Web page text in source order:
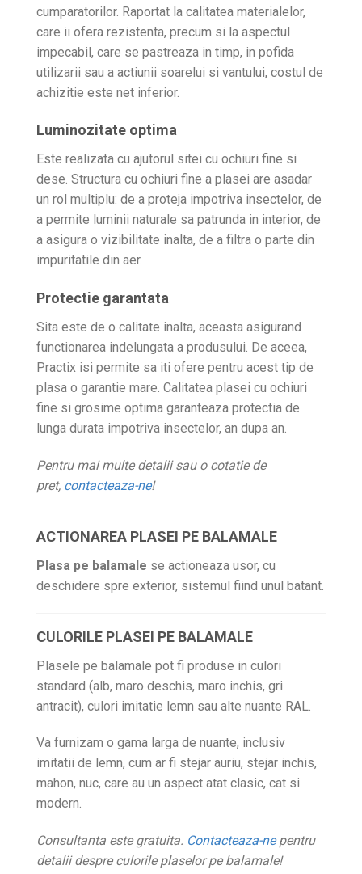
cumparatorilor. Raportat la calitatea materialelor,
care ii ofera rezistenta, precum si la aspectul
impecabil, care se pastreaza in timp, in pofida
utilizarii sau a actiunii soarelui si vantului, costul de
achizitie este net inferior.
Luminozitate optima
Este realizata cu ajutorul sitei cu ochiuri fine si
dese. Structura cu ochiuri fine a plasei are asadar
un rol multiplu: de a proteja impotriva insectelor, de
a permite luminii naturale sa patrunda in interior, de
a asigura o vizibilitate inalta, de a filtra o parte din
impuritatile din aer.
Protectie garantata
Sita este de o calitate inalta, aceasta asigurand
functionarea indelungata a produsului. De aceea,
Practix isi permite sa iti ofere pentru acest tip de
plasa o garantie mare. Calitatea plasei cu ochiuri
fine si grosime optima garanteaza protectia de
lunga durata impotriva insectelor, an dupa an.
Pentru mai multe detalii sau o cotatie de
pret, contacteaza-ne!
ACTIONAREA PLASEI PE BALAMALE
Plasa pe balamale se actioneaza usor, cu
deschidere spre exterior, sistemul fiind unul batant.
CULORILE PLASEI PE BALAMALE
Plasele pe balamale pot fi produse in culori
standard (alb, maro deschis, maro inchis, gri
antracit), culori imitatie lemn sau alte nuante RAL.
Va furnizam o gama larga de nuante, inclusiv
imitatii de lemn, cum ar fi stejar auriu, stejar inchis,
mahon, nuc, care au un aspect atat clasic, cat si
modern.
Consultanta este gratuita. Contacteaza-nepentru
detalii despre culorile plaselor pe balamale!